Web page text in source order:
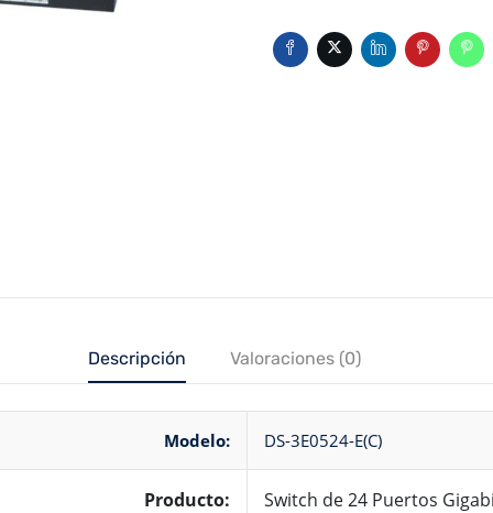
Descripción Valoraciones (0)
Modelo: DS-3E0524-E(C)
Producto: Switch de 24 Puertos